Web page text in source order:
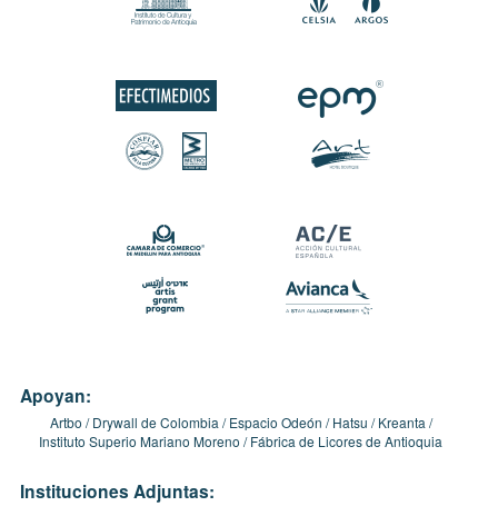
Apoyan:
Artbo Drywall de Colombia Espacio Odeón Hatsu
Kreanta
Instituto Superio Mariano Moreno
Fábrica de Licores de Antioquia
Instituciones Adjuntas: